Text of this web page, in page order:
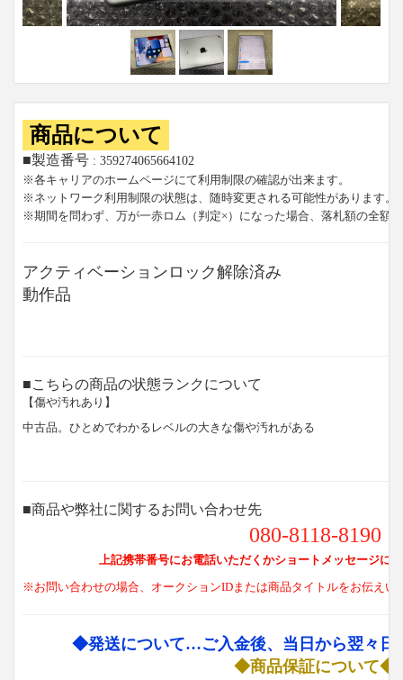
商品について
■製造番号 : 359274065664102
※各キャリアのホームページにて利用制限の確認が出来ます。
※ネットワーク利用制限の状態は、随時変更される可能性があります。
※期間を問わず、万が一赤ロム（判定×）になった場合、落札額の全額
アクティベーションロック解除済み
動作品
■こちらの商品の状態ランクについて
【傷や汚れあり】
中古品。ひとめでわかるレベルの大きな傷や汚れがある
■商品や弊社に関するお問い合わせ先
080-8118-8190
上記携帯番号にお電話いただくかショートメッセージに
※お問い合わせの場合、オークションIDまたは商品タイトルをお伝えい
◆発送について…ご入金後、当日から翌々日
◆商品保証について◆